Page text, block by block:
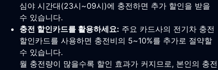
심야 시간대(23시~09시)에 충전하면 추가 할인을 받을
수 있습니다.
충전 할인카드를 활용하세요: 주요 카드사의 전기차 충전
할인카드를 사용하면 충전비의 5~10%를 추가로 절약할
수 있습니다.
월 충전량이 많을수록 할인 효과가 커지므로, 본인의 충전